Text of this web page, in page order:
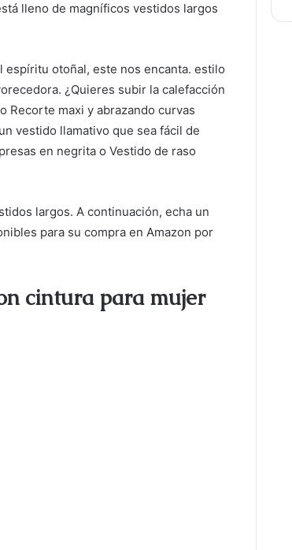
lleno de magníficos vestidos largos
otoñal, este nos encanta. estilo
. ¿Quieres subir la calefacción
Recorte maxi y abrazando curvas
vestido llamativo que sea fácil de
en negrita o Vestido de raso
largos. A continuación, echa un
para su compra en Amazon por
cintura para mujer